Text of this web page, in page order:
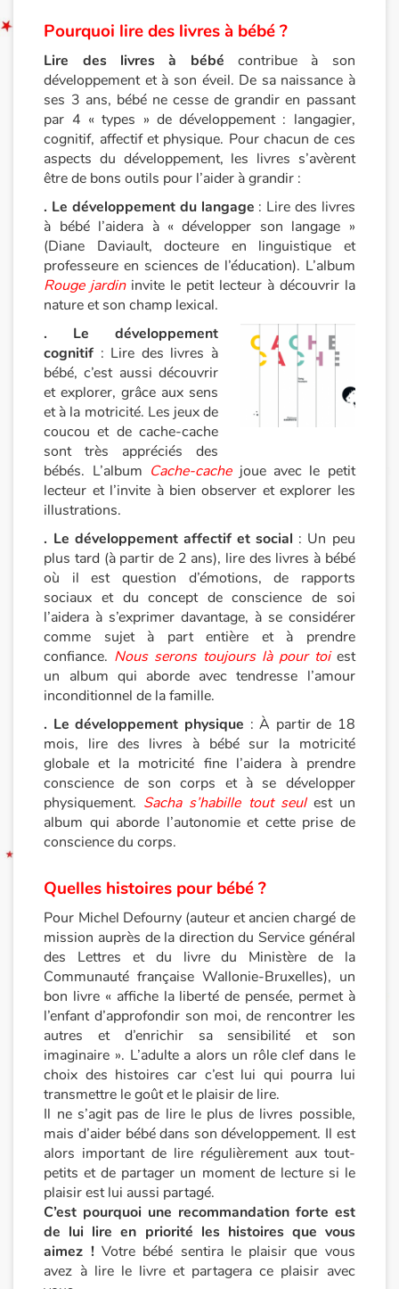
Émotions et sentiments
Formats et illustrations
Catalogue anglais
Aide
Accueil
Écoles
Médiathèques
Vidéos & Tutoriaux
Blog
Actualités
Par thématique
Rencontres et témoignages
Contes d'ici et d'ailleurs
Autour de la lecture
Apprendre à lire
Livre audio
Activités et ateliers
Apprendre les langues
Dyslexie, troubles de la lecture
Nos listes de lecture
Les plus lus
Coups de coeur
Pourquoi lire des livres à bébé ?
Lire des livres à bébé contribue à son
développement et à son éveil. De sa naissance à
ses 3 ans, bébé ne cesse de grandir en passant
par 4 « types » de développement : langagier,
cognitif, affectif et physique. Pour chacun de ces
aspects du développement, les livres s’avèrent
être de bons outils pour l’aider à grandir :
. Le développement du langage : Lire des livres
à bébé l’aidera à « développer son langage »
(Diane Daviault, docteure en linguistique et
professeure en sciences de l’éducation). L’album
Rouge jardininvite le petit lecteur à découvrir la
nature et son champ lexical.
. Le développement
cognitif : Lire des livres à
bébé, c’est aussi découvrir
et explorer, grâce aux sens
et à la motricité. Les jeux de
coucou et de cache-cache
sont très appréciés des
bébés. L’album Cache-cachejoue avec le petit
lecteur et l’invite à bien observer et explorer les
illustrations.
. Le développement affectif et social : Un peu
plus tard (à partir de 2 ans), lire des livres à bébé
où il est question d’émotions, de rapports
sociaux et du concept de conscience de soi
l’aidera à s’exprimer davantage, à se considérer
comme sujet à part entière et à prendre
confiance. Nous serons toujours là pour toiest
un album qui aborde avec tendresse l’amour
inconditionnel de la famille.
. Le développement physique : À partir de 18
mois, lire des livres à bébé sur la motricité
globale et la motricité fine l’aidera à prendre
conscience de son corps et à se développer
physiquement. Sacha s’habille tout seulest un
album qui aborde l’autonomie et cette prise de
conscience du corps.
Quelles histoires pour bébé ?
Pour Michel Defourny (auteur et ancien chargé de
mission auprès de la direction du Service général
des Lettres et du livre du Ministère de la
Communauté française Wallonie-Bruxelles), un
bon livre « affiche la liberté de pensée, permet à
l’enfant d’approfondir son moi, de rencontrer les
autres et d’enrichir sa sensibilité et son
imaginaire ». L’adulte a alors un rôle clef dans le
choix des histoires car c’est lui qui pourra lui
transmettre le goût et le plaisir de lire.
Il ne s’agit pas de lire le plus de livres possible,
mais d’aider bébé dans son développement. Il est
alors important de lire régulièrement aux tout-
petits et de partager un moment de lecture si le
plaisir est lui aussi partagé.
C’est pourquoi une recommandation forte est
de lui lire en priorité les histoires que vous
aimez ! Votre bébé sentira le plaisir que vous
avez à lire le livre et partagera ce plaisir avec